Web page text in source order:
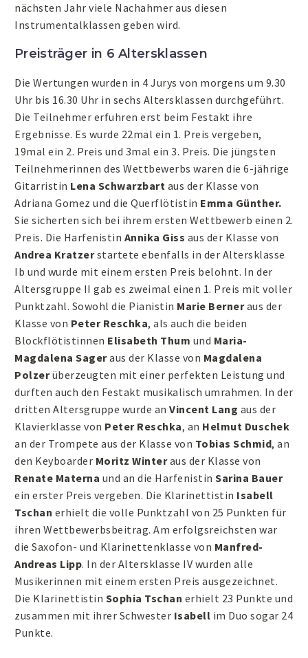
nächsten Jahr viele Nachahmer aus diesen
Instrumentalklassen geben wird.
Preisträger in 6 Altersklassen
Die Wertungen wurden in 4 Jurys von morgens um 9.30
Uhr bis 16.30 Uhr in sechs Altersklassen durchgeführt.
Die Teilnehmer erfuhren erst beim Festakt ihre
Ergebnisse. Es wurde 22mal ein 1. Preis vergeben,
19mal ein 2. Preis und 3mal ein 3. Preis. Die jüngsten
Teilnehmerinnen des Wettbewerbs waren die 6-jährige
Gitarristin Lena Schwarzbart aus der Klasse von
Adriana Gomez und die Querflötistin Emma Günther.
Sie sicherten sich bei ihrem ersten Wettbewerb einen 2.
Preis. Die Harfenistin Annika Giss aus der Klasse von
Andrea Kratzerstartete ebenfalls in der Altersklasse
Ib und wurde mit einem ersten Preis belohnt. In der
Altersgruppe II gab es zweimal einen 1. Preis mit voller
Punktzahl. Sowohl die Pianistin Marie Berneraus der
Klasse von Peter Reschka, als auch die beiden
Blockflötistinnen Elisabeth Thum und Maria-
Magdalena Sageraus der Klasse von Magdalena
Polzerüberzeugten mit einer perfekten Leistung und
durften auch den Festakt musikalisch umrahmen. In der
dritten Altersgruppe wurde an Vincent Lang aus der
Klavierklasse von Peter Reschka, an Helmut Duschek
an der Trompete aus der Klasse von Tobias Schmid, an
den Keyboarder Moritz Winteraus der Klasse von
Renate Materna und an die Harfenistin Sarina Bauer
ein erster Preis vergeben. Die Klarinettistin Isabell
Tschan erhielt die volle Punktzahl von 25 Punkten für
ihren Wettbewerbsbeitrag. Am erfolgsreichsten war
die Saxofon- und Klarinettenklasse von Manfred-
Andreas Lipp. In der Altersklasse IV wurden alle
Musikerinnen mit einem ersten Preis ausgezeichnet.
Die Klarinettistin Sophia Tschan erhielt 23 Punkte und
zusammen mit ihrer Schwester Isabell im Duo sogar 24
Punkte.